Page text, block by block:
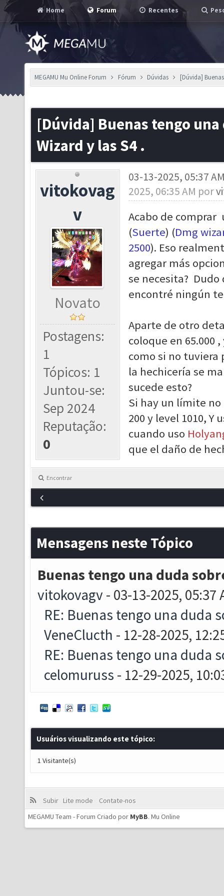
Home Forum Recentes
MEGAMU Mu Online Forum Fórum Dúvidas [Dúvida]
[Dúvida] Buenas tengo
Wizard y las S4 .
vitokovag
v
Novato
Postagens:
1
Tópicos: 1
Juntou-se:
Sep 2024
Reputação:
0
03-13-2025, 05:37
2025, 06:35 AM por
Acabo de comprar
(Suerte) (Dmg
2500). Eso
agregar más
se necesita? Dudo
encontré ningún
Aparte de otro
coloque en 65.000
como si no tuviera
la hechicería se
sucede esto?
Si hay un límite no
200 y level 1010, Y
cuando uso
que el daño de
Encontrar
Mensagens neste Tópico
Buenas tengo una duda
vitokovagv - 03-13-2025, 05:37
RE: Buenas tengo una duda
VeneClucth - 12-28-2025,
RE: Buenas tengo una duda
celomuruss - 12-29-2025,
Usuários visualizando este tópico:
1 Visitante(s)
Subir Lite mode
Contate-nos
MEGAMU Team - Forum Criado por MyBB. Mu Online